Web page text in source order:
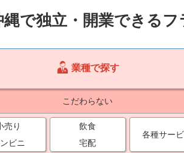
縄で独立・開業できる
業種で探す
こだわらない
売り
ビニ
飲食
宅配
各種サー